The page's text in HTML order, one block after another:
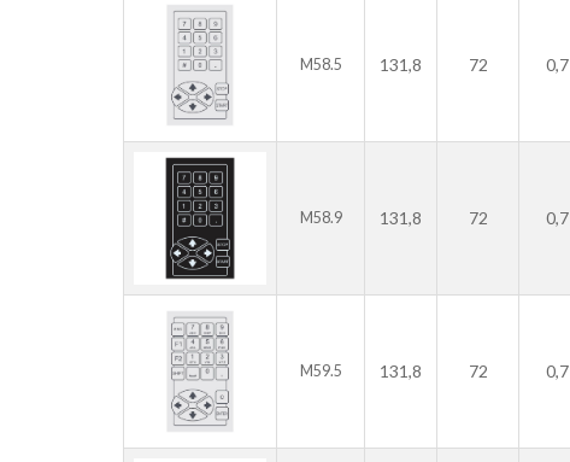
M58.5 131,8 72 0,7
M58.9 131,8 72 0,7
M59.5 131,8 72 0,7